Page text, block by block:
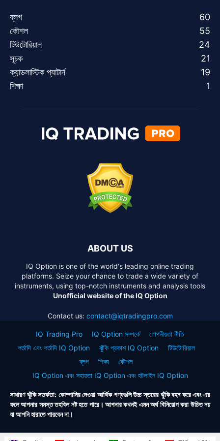
ব্লগ
60
কৌশল
55
টিউটোরিয়াল
24
সূচক
21
ক্যান্ডলাস্টিক প্যাটার্ন
19
শিক্ষা
1
ABOUT US
IQ Option is one of the world's leading online trading
platforms. Seize your chance to trade a wide variety of
instruments, using top-notch instruments and analysis tools
Unofficial website of the IQ Option
Contact us: contact@iqtradingpro.com
IQ Trading Pro IQ Option সম্পর্কে
গোপনীয়তা নীতি
শর্তাদি এবং শর্তাদি IQ Option
ঝুঁকি প্রকাশ IQ Option
টিউটোরিয়াল
ব্লগ
শিক্ষা
কৌশল
IQ Option এবং সহায়তা IQ Option এবং হটলাইন IQ Option
সাধারণ ঝুঁকি সতর্কতা: কোম্পানির দেওয়া আর্থিক পণ্যগুলি উচ্চ স্তরের ঝুঁকি বহন করে এবং এর
ফলে আপনার সমস্ত তহবিল নষ্ট হতে পারে। আপনার কখনই এমন অর্থ বিনিয়োগ করা উচিত নয়
যা আপনি হারাতে পারবেন না।